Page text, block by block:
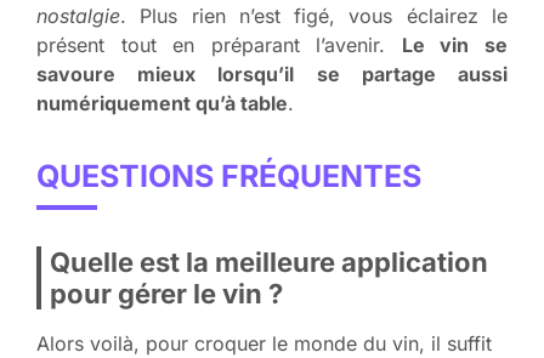
nostalgie. Plus rien n’est figé, vous éclairez le
présent tout en préparant l’avenir. Le vin se
savoure mieux lorsqu’il se partage aussi
numériquement qu’à table.
QUESTIONS FRÉQUENTES
Quelle est la meilleure application
pour gérer le vin ?
Alors voilà, pour croquer le monde du vin, il suffit